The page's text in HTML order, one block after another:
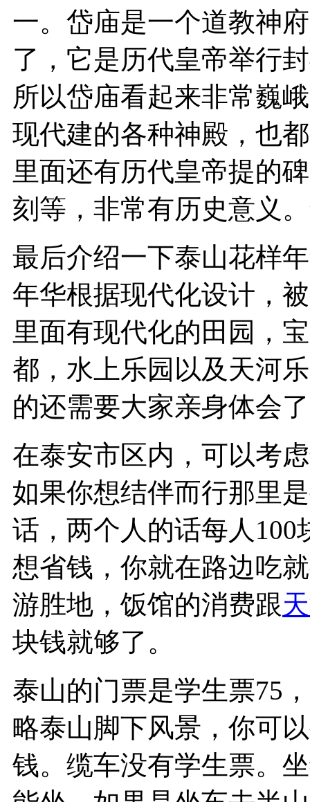
一。岱庙是一个道教神
了，它是历代皇帝举行
所以岱庙看起来非常巍
现代建的各种神殿，也
里面还有历代皇帝提的
刻等，非常有历史意义
最后介绍一下泰山花样
年华根据现代化设计，
里面有现代化的田园，
都，水上乐园以及天河
的还需要大家亲身体会
在泰安市区内，可以考
如果你想结伴而行那里
话，两个人的话每人
想省钱，你就在路边吃
游胜地，饭馆的消费跟
块钱就够了。
泰山的门票是学生票75
略泰山脚下风景，你可
钱。缆车没有学生票。